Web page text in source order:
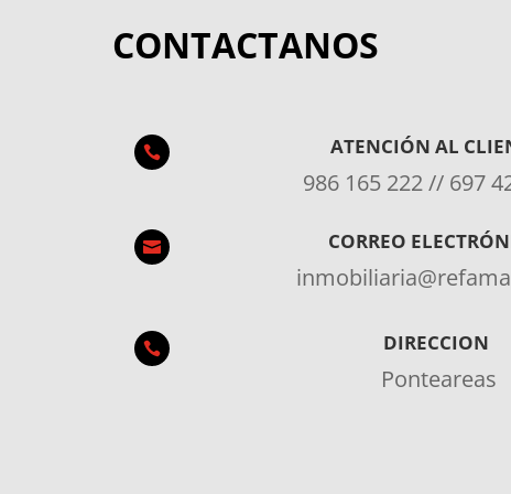
CONTACTANOS
 ATENCIÓN AL
986 165 222 // 697
 CORREO
 DIRECCION
Ponteareas